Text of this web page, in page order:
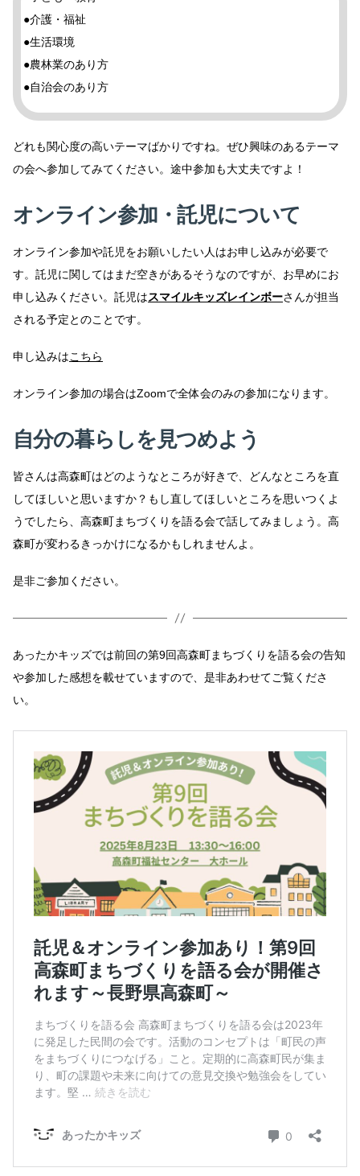
●介護・福祉
●生活環境
●農林業のあり方
●自治会のあり方
どれも関心度の高いテーマばかりですね。ぜひ興味のあるテーマ
の会へ参加してみてください。途中参加も大丈夫ですよ！
オンライン参加・託児について
オンライン参加や託児をお願いしたい人はお申し込みが必要で
す。託児に関してはまだ空きがあるそうなのですが、お早めにお
申し込みください。託児はスマイルキッズレインボーさんが担当
される予定とのことです。
申し込みはこちら
オンライン参加の場合はZoomで全体会のみの参加になります。
自分の暮らしを見つめよう
皆さんは高森町はどのようなところが好きで、どんなところを直
してほしいと思いますか？もし直してほしいところを思いつくよ
うでしたら、高森町まちづくりを語る会で話してみましょう。高
森町が変わるきっかけになるかもしれませんよ。
是非ご参加ください。
あったかキッズでは前回の第9回高森町まちづくりを語る会の告知
や参加した感想を載せていますので、是非あわせてご覧くださ
い。